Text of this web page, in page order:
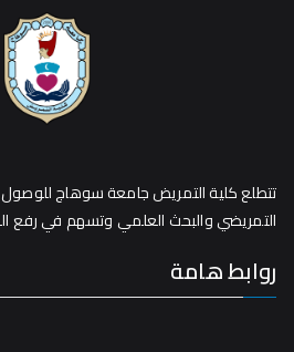
تتطلع كلية التمريض جامعة سوهاج للوصول
التمريضي والبحث العلمي وتسهم في رفع
روابط هامة